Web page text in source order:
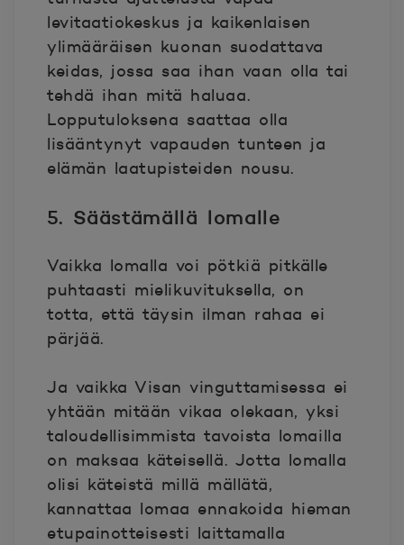
levitaatiokeskus ja kaikenlaisen
ylimääräisen kuonan suodattava
keidas, jossa saa ihan vaan olla tai
tehdä ihan mitä haluaa.
Lopputuloksena saattaa olla
lisääntynyt vapauden tunteen ja
elämän laatupisteiden nousu.
5. Säästämällä lomalle
Vaikka lomalla voi pötkiä pitkälle
puhtaasti mielikuvituksella, on
totta, että täysin ilman rahaa ei
pärjää.
Ja vaikka Visan vinguttamisessa ei
yhtään mitään vikaa olekaan, yksi
taloudellisimmista tavoista lomailla
on maksaa käteisellä. Jotta lomalla
olisi käteistä millä mällätä,
kannattaa lomaa ennakoida hieman
etupainotteisesti laittamalla